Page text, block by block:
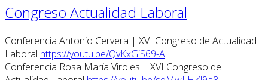
Congreso Actualidad Laboral
Conferencia Antonio Cervera | XVI Congreso de Actualidad
Laboral https://youtu.be/QvKxGiS69-A
Conferencia Rosa María Viroles | XVI Congreso de